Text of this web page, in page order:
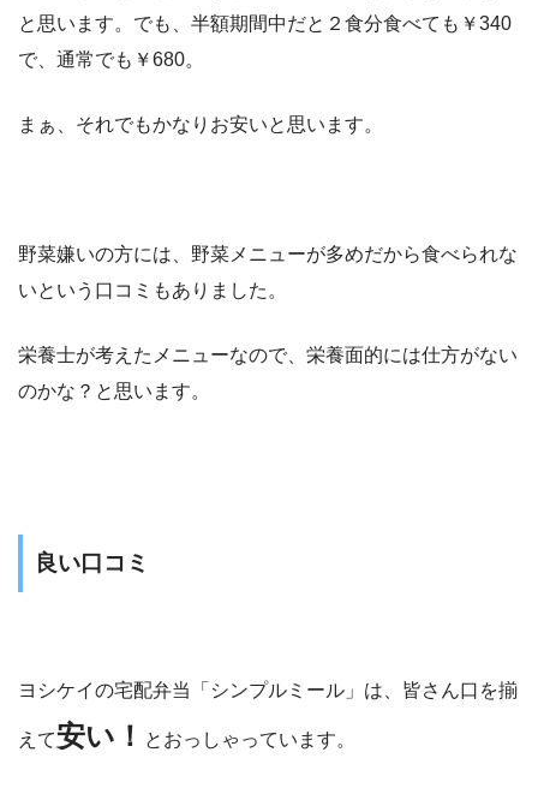
と思います。でも、半額期間中だと２食分食べても￥340
で、通常でも￥680。
まぁ、それでもかなりお安いと思います。
野菜嫌いの方には、野菜メニューが多めだから食べられな
いという口コミもありました。
栄養士が考えたメニューなので、栄養面的には仕方がない
のかな？と思います。
良い口コミ
ヨシケイの宅配弁当「シンプルミール」は、皆さん口を揃
えて安い！ とおっしゃっています。